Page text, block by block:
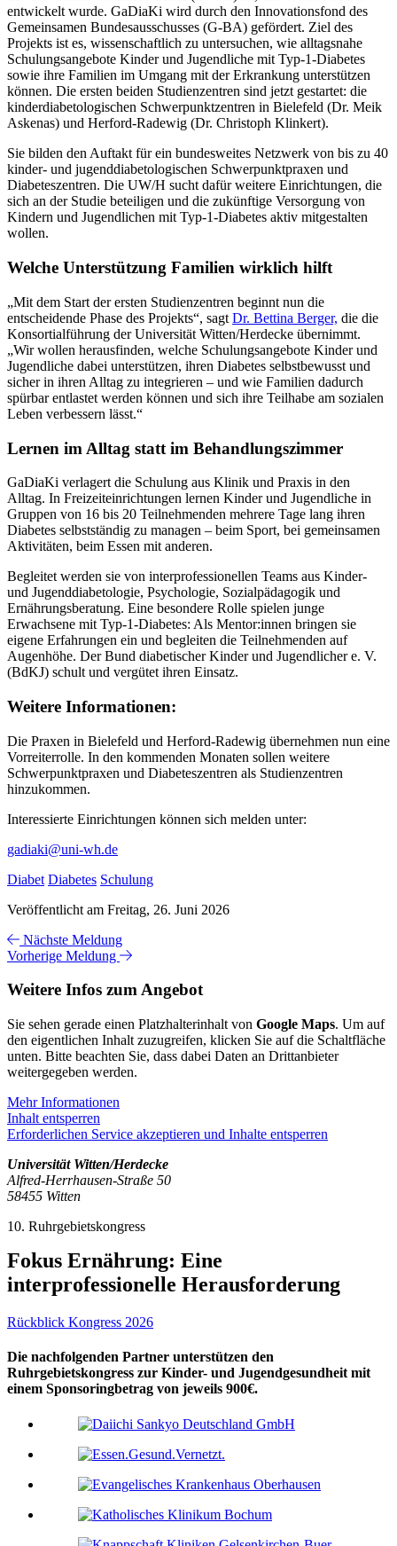
entwickelt wurde. GaDiaKi wird durch den Innovationsfond des
Gemeinsamen Bundesausschusses (G-BA) gefördert. Ziel des
Projekts ist es, wissenschaftlich zu untersuchen, wie alltagsnahe
Schulungsangebote Kinder und Jugendliche mit Typ-1-Diabetes
sowie ihre Familien im Umgang mit der Erkrankung unterstützen
können. Die ersten beiden Studienzentren sind jetzt gestartet: die
kinderdiabetologischen Schwerpunktzentren in Bielefeld (Dr. Meik
Askenas) und Herford-Radewig (Dr. Christoph Klinkert).
Sie bilden den Auftakt für ein bundesweites Netzwerk von bis zu 40
kinder- und jugenddiabetologischen Schwerpunktpraxen und
Diabeteszentren. Die UW/H sucht dafür weitere Einrichtungen, die
sich an der Studie beteiligen und die zukünftige Versorgung von
Kindern und Jugendlichen mit Typ-1-Diabetes aktiv mitgestalten
wollen.
Welche Unterstützung Familien wirklich hilft
„Mit dem Start der ersten Studienzentren beginnt nun die
entscheidende Phase des Projekts“, sagt Dr. Bettina Berger, die die
Konsortialführung der Universität Witten/Herdecke übernimmt.
„Wir wollen herausfinden, welche Schulungsangebote Kinder und
Jugendliche dabei unterstützen, ihren Diabetes selbstbewusst und
sicher in ihren Alltag zu integrieren – und wie Familien dadurch
spürbar entlastet werden können und sich ihre Teilhabe am sozialen
Leben verbessern lässt.“
Lernen im Alltag statt im Behandlungszimmer
GaDiaKi verlagert die Schulung aus Klinik und Praxis in den
Alltag. In Freizeiteinrichtungen lernen Kinder und Jugendliche in
Gruppen von 16 bis 20 Teilnehmenden mehrere Tage lang ihren
Diabetes selbstständig zu managen – beim Sport, bei gemeinsamen
Aktivitäten, beim Essen mit anderen.
Begleitet werden sie von interprofessionellen Teams aus Kinder-
und Jugenddiabetologie, Psychologie, Sozialpädagogik und
Ernährungsberatung. Eine besondere Rolle spielen junge
Erwachsene mit Typ-1-Diabetes: Als Mentor:innen bringen sie
eigene Erfahrungen ein und begleiten die Teilnehmenden auf
Augenhöhe. Der Bund diabetischer Kinder und Jugendlicher e. V.
(BdKJ) schult und vergütet ihren Einsatz.
Weitere Informationen:
Die Praxen in Bielefeld und Herford-Radewig übernehmen nun eine
Vorreiterrolle. In den kommenden Monaten sollen weitere
Schwerpunktpraxen und Diabeteszentren als Studienzentren
hinzukommen.
Interessierte Einrichtungen können sich melden unter:
gadiaki@uni-wh.de
Diabet Diabetes Schulung
Veröffentlicht am Freitag, 26. Juni 2026
Nächste Meldung
Vorherige Meldung
Weitere Infos zum Angebot
Sie sehen gerade einen Platzhalterinhalt von Google Maps. Um auf
den eigentlichen Inhalt zuzugreifen, klicken Sie auf die Schaltfläche
unten. Bitte beachten Sie, dass dabei Daten an Drittanbieter
weitergegeben werden.
Mehr Informationen
Inhalt entsperren
Erforderlichen Service akzeptieren und Inhalte entsperren
Universität Witten/Herdecke
Alfred-Herrhausen-Straße 50
58455 Witten
10. Ruhrgebietskongress
Fokus Ernährung: Eine
interprofessionelle Herausforderung
Rückblick Kongress 2026
Die nachfolgenden Partner unterstützen den
Ruhrgebietskongress zur Kinder- und Jugendgesundheit mit
einem Sponsoringbetrag von jeweils 900€.